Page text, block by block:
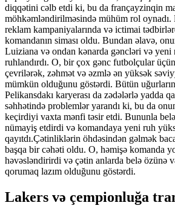
diqqətini cəlb etdi ki, bu da françayzinqin
möhkəmləndirilməsində mühüm rol
reklam kampaniyalarında və ictimai
komandanın siması oldu. Bundan əlavə,
Luiziana və ondan kənarda gəncləri və yeni
ruhlandırdı. O, bir çox gənc futbolçular
çevrilərək, zəhmət və əzmlə ən yüksək
mümkün olduğunu göstərdi. Bütün
Pelikansdakı karyerası da zədələrlə yadda
səhhətində problemlər yarandı ki, bu da
keçirdiyi vaxta mənfi təsir etdi. Bununla
nümayiş etdirdi və komandaya yeni ruh
qayıtdı.Çətinliklərin öhdəsindən gəlmək
başqa bir cəhəti oldu. O, həmişə komanda
həvəsləndirirdi və çətin anlarda belə özünə
qorumaq lazım olduğunu göstərdi.
Lakers və çempionluğa